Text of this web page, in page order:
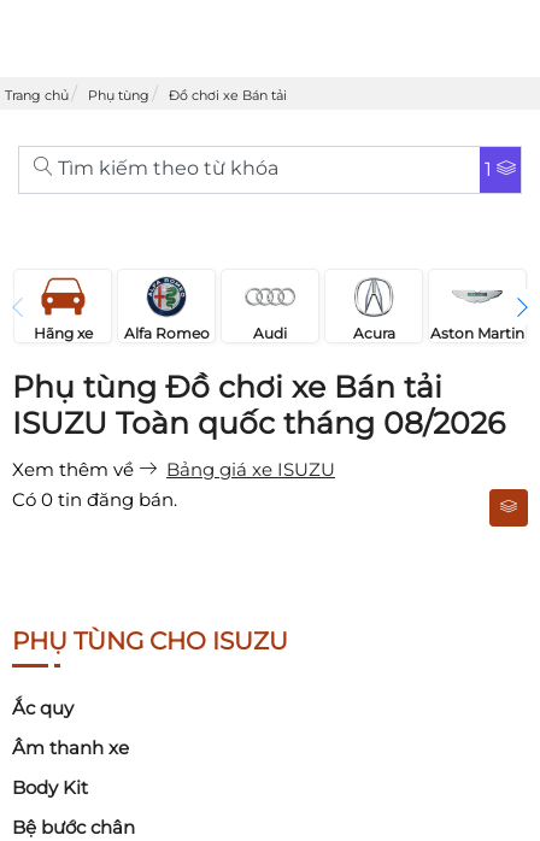
Trang chủ Phụ tùng Đồ chơi xe Bán tải
Tìm kiếm theo từ khóa 1
Hãng xe Alfa Romeo Audi Acura Aston Martin
Phụ tùng Đồ chơi xe Bán tải
ISUZU Toàn quốc tháng 08/2026
Xem thêm về
Bảng giá xe ISUZU
Có 0 tin đăng bán.
PHỤ TÙNG CHO ISUZU
Ắc quy
Âm thanh xe
Body Kit
Bệ bước chân